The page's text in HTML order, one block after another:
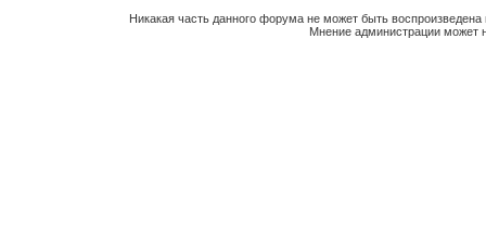
Никакая часть данного форума не может быть
Мнение администрации может